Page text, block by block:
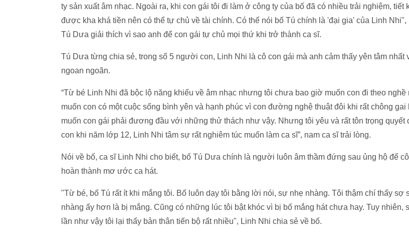
ty sản xuất âm nhạc. Ngoài ra, khi con gái tôi đi làm ở công ty của bố đã có nhiều trải nghiệm, tiết
được kha khá tiền nên có thể tự chủ về tài chính. Có thể nói bố Tú chính là 'đại gia' của Linh Nhi",
Tú Dưa giải thích vì sao anh để con gái tự chủ mọi thứ khi trở thành ca sĩ.
Tú Dưa từng chia sẻ, trong số 5 người con, Linh Nhi là cô con gái mà anh cảm thấy yên tâm nhất
ngoan ngoãn.
“Từ bé Linh Nhi đã bộc lộ năng khiếu về âm nhạc nhưng tôi chưa bao giờ muốn con đi theo nghề
muốn con có một cuộc sống bình yên và hạnh phúc vì con đường nghệ thuật đôi khi rất chông gai
muốn con gái phải đương đầu với những thử thách như vậy. Nhưng tôi yêu và rất tôn trọng quyết
con khi năm lớp 12, Linh Nhi tâm sự rất nghiêm túc muốn làm ca sĩ”, nam ca sĩ trải lòng.
Nói về bố, ca sĩ Linh Nhi cho biết, bố Tú Dưa chính là người luôn âm thầm đứng sau ủng hộ để
hoàn thành mơ ước ca hát.
"Từ bé, bố Tú rất ít khi mắng tôi. Bố luôn dạy tôi bằng lời nói, sự nhẹ nhàng. Tôi thậm chí thấy sợ
nhàng ấy hơn là bị mắng. Cũng có những lúc tôi bật khóc vì bị bố mắng hát chưa hay. Tuy nhiên,
lần như vậy tôi lại thấy bản thân tiến bộ rất nhiều", Linh Nhi chia sẻ về bố.